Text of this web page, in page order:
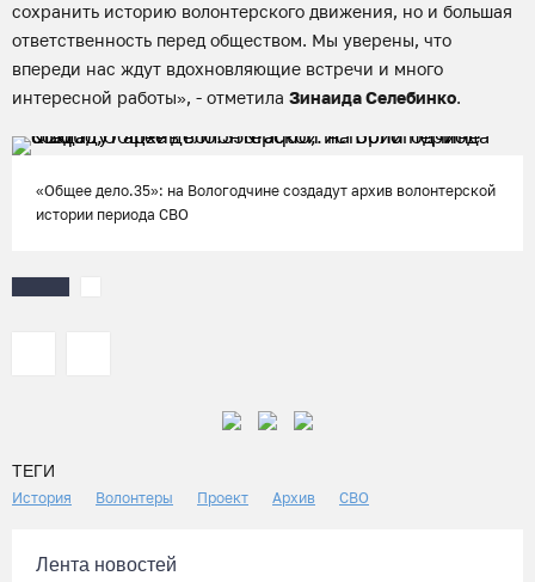
сохранить историю волонтерского движения, но и большая
ответственность перед обществом. Мы уверены, что
впереди нас ждут вдохновляющие встречи и много
интересной работы», - отметила Зинаида Селебинко.
«Общее дело.35»: на Вологодчине создадут архив волонтерской
истории периода СВО
ТЕГИ
История Волонтеры Проект Архив СВО
Лента новостей